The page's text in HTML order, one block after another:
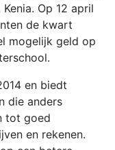
Op 12 april
de kwart
mogelijk geld op
en biedt
die anders
tot goed
en rekenen.